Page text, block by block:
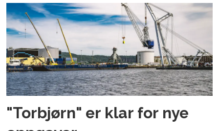
"Torbjørn" er klar for nye